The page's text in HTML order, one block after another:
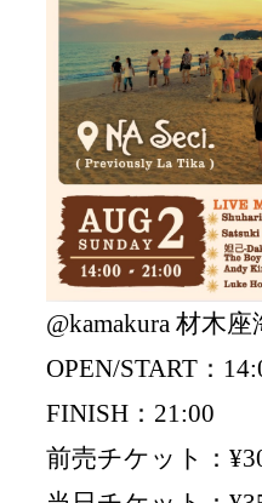
@kamakura 材木座
OPEN/START：
FINISH：21:00
前売チケット：